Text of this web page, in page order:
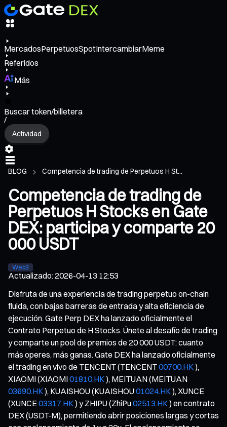
MercadosPerpetuosSpotIntercambiarMeme
Referidos
Más
Buscar token/billetera
/
Actividad
BLOG Competencia de trading de Perpetuos H St...
Competencia de trading de
Perpetuos H Stocks en Gate
DEX: participa y comparte 20
000 USDT
Web3
Actualizado:2026-04-13 12:53
Disfruta de una experiencia de trading perpetuo on-chain
fluida, con bajas barreras de entrada y alta eficiencia de
ejecución. Gate Perp DEX ha lanzado oficialmente el
Contrato Perpetuo de H Stocks. Únete al desafío de trading
y comparte un pool de premios de 20 000 USDT: cuanto
más operes, más ganas. Gate DEX ha lanzado oficialmente
el trading en vivo de TENCENT (TENCENT00700.HK),
XIAOMI (XIAOMI01810.HK), MEITUAN (MEITUAN
03690.HK), KUAISHOU (KUAISHOU01024.HK), XUNCE
(XUNCE03317.HK) y ZHIPU (ZhiPu02513.HK) en contrato
DEX (USDT-M), permitiendo abrir posiciones largas y cortas